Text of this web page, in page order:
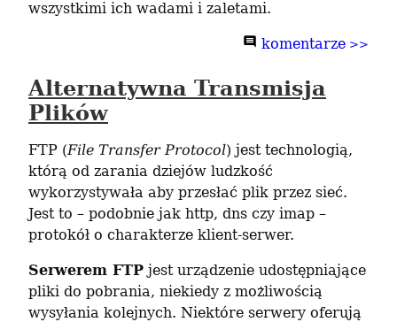
wszystkimi ich wadami i zaletami.
Alternatywna Transmisja
Plików
FTP (File Transfer Protocol) jest technologią,
którą od zarania dziejów ludzkość
wykorzystywała aby przesłać plik przez sieć.
Jest to – podobnie jak http, dns czy imap –
protokół o charakterze klient-serwer.
Serwerem FTP jest urządzenie udostępniające
pliki do pobrania, niekiedy z możliwością
wysyłania kolejnych. Niektóre serwery oferują